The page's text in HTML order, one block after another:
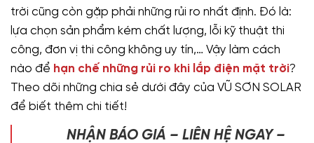
trời cũng còn gặp phải những rủi ro nhất định. Đó là:
lựa chọn sản phẩm kém chất lượng, lỗi kỹ thuật thi
công, đơn vị thi công không uy tín,… Vậy làm cách
nào để hạn chế những rủi ro khi lắp điện mặt trời?
Theo dõi những chia sẻ dưới đây của VŨ SƠN SOLAR
để biết thêm chi tiết!
NHẬN BÁO GIÁ – LIÊN HỆ NGAY –